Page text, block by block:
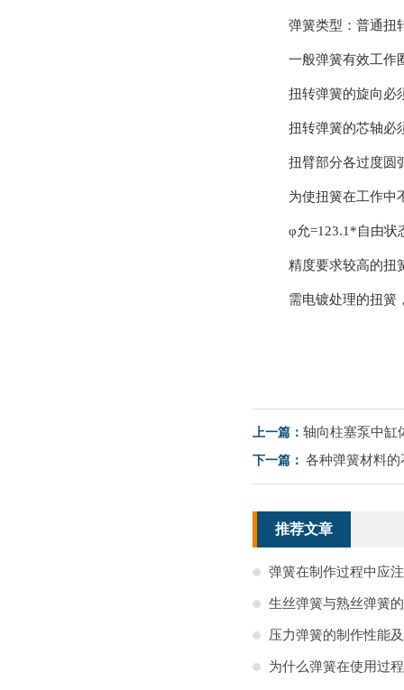
弹簧类型：普通扭
一般弹簧有效工作
扭转弹簧的旋向必
扭转弹簧的芯轴必
扭臂部分各过度圆
为使扭簧在工作中
φ允=123.1*自由状
精度要求较高的扭
需电镀处理的扭簧
上一篇： 轴向柱塞泵中缸
下一篇： 各种弹簧材料的
推荐文章
弹簧在制作过程中应
生丝弹簧与熟丝弹簧
压力弹簧的制作性能
为什么弹簧在使用过